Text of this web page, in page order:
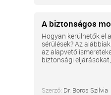
A biztonságos
Hogyan kerülhetők el
sérülések? Az
az alapvető
biztonsági eljárásokat,
Szerző: Dr. Boros Szilvia